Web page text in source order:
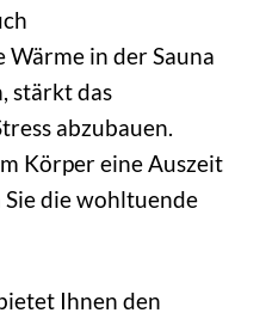
in der Sauna
stärkt das
abzubauen.
Körper eine Auszeit
die wohltuende
Ihnen den